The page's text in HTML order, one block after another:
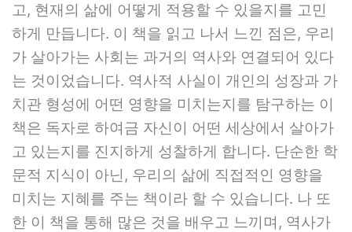
고, 현재의 삶에 어떻게 적용할 수 있을지를 고민
하게 만듭니다. 이 책을 읽고 나서 느낀 점은, 우리
가 살아가는 사회는 과거의 역사와 연결되어 있다
는 것이었습니다. 역사적 사실이 개인의 성장과 가
치관 형성에 어떤 영향을 미치는지를 탐구하는 이
책은 독자로 하여금 자신이 어떤 세상에서 살아가
고 있는지를 진지하게 성찰하게 합니다. 단순한 학
문적 지식이 아닌, 우리의 삶에 직접적인 영향을
미치는 지혜를 주는 책이라 할 수 있습니다. 나 또
한 이 책을 통해 많은 것을 배우고 느끼며, 역사가